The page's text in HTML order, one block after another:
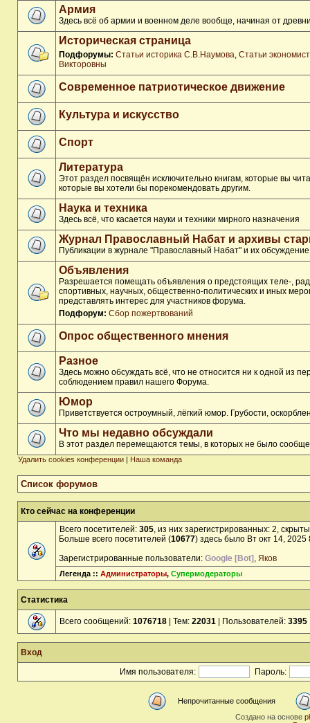
Армия
Здесь всё об армии и военном деле вообще, начиная от
Историческая страница
Подфорумы: Статьи историка С.В.Наумова, Статьи
Викторовны
Современное патриотическое движение
Культура и искусство
Спорт
Литература
Этот раздел посвящён исключительно книгам, которые вы
которые вы хотели бы порекомендовать другим.
Наука и техника
Здесь всё, что касается науки и техники мирного назначения
Журнал Православный Набат и архивы
Публикации в журнале "Православный Набат" и их обсуждение
Объявления
Разрешается помещать объявления о предстоящих теле-,
спортивных, научных, общественно-политических и иных
представлять интерес для участников форума.
Подфорум: Сбор пожертвований
Опрос общественного мнения
Разное
Здесь можно обсуждать всё, что не относится ни к одной из
соблюдением правил нашего Форума.
Юмор
Приветствуется остроумный, лёгкий юмор. Грубости,
Что мы недавно обсуждали
В этот раздел перемещаются темы, в которых не было
Удалить cookies конференции | Наша команда
Список форумов
Кто сейчас на конференции
Всего посетителей: 305, из них зарегистрированных: 2,
Больше всего посетителей (10677) здесь было Вт окт 14, 2025
Зарегистрированные пользователи: Google [Bot] , Яков
Легенда :: Администраторы, Супермодераторы
Статистика
Всего сообщений: 1076718 | Тем: 22031 | Пользователей: 3395
Вход
Имя пользователя:
Пароль:
Непрочитанные сообщения
Создано на основе